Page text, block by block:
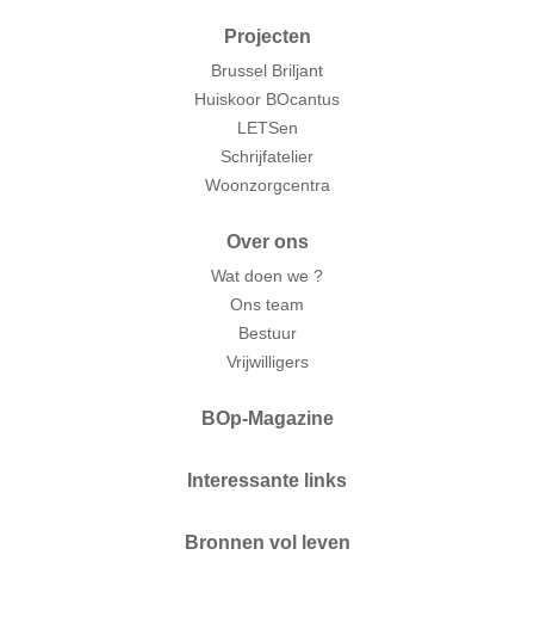
Projecten
Brussel Briljant
Huiskoor BOcantus
LETSen
Schrijfatelier
Woonzorgcentra
Over ons
Wat doen we ?
Ons team
Bestuur
Vrijwilligers
BOp-Magazine
Interessante links
Bronnen vol leven